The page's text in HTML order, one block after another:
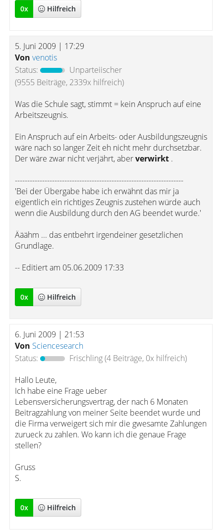
0x Hilfreich
5. Juni 2009 | 17:29
Von venotis
Status:
Unparteiischer
(9555 Beiträge, 2339x hilfreich)
Was die Schule sagt, stimmt = kein Anspruch auf eine
Arbeitszeugnis.
Ein Anspruch auf ein Arbeits- oder Ausbildungszeugnis
wäre nach so langer Zeit eh nicht mehr durchsetzbar.
Der wäre zwar nicht verjährt, aberverwirkt .
--------------------------------------------------------------------
'Bei der Übergabe habe ich erwähnt das mir ja
eigentlich ein richtiges Zeugnis zustehen würde auch
wenn die Ausbildung durch den AG beendet wurde.'
Ääähm ... das entbehrt irgendeiner gesetzlichen
Grundlage.
-- Editiert am 05.06.2009 17:33
0x Hilfreich
6. Juni 2009 | 21:53
Von Sciencesearch
Status:
Frischling(4 Beiträge, 0x hilfreich)
Hallo Leute,
Ich habe eine Frage ueber
Lebensversicherungsvertrag, der nach 6 Monaten
Beitragzahlung von meiner Seite beendet wurde und
die Firma verweigert sich mir die gwesamte Zahlungen
zurueck zu zahlen. Wo kann ich die genaue Frage
stellen?
Gruss
S.
0x Hilfreich